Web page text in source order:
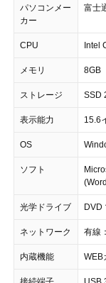
パソコンメー
カー
富士
CPU Intel
メモリ 8GB
ストレージ SSD
表示能力 15.6
OS
ソフト
光学ドライブ DVD
ネットワーク 有線
内蔵機能 WEB